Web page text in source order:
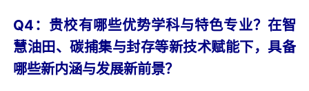
Q4：贵校有哪些优势学科与特色专业？在智
慧油田、碳捕集与封存等新技术赋能下，具备
哪些新内涵与发展新前景？